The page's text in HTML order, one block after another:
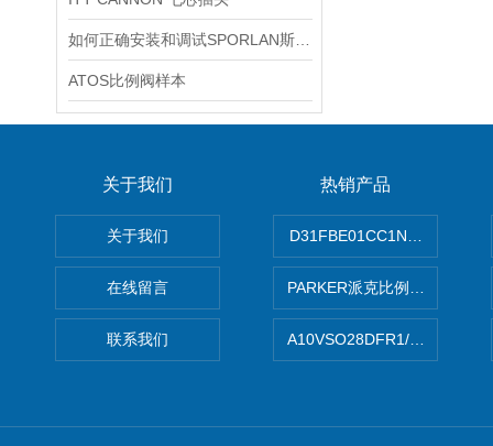
ATOS比例阀样本
关于我们
关于我们
在线留言
联系我们
热销产品
PARKER派克比例阀 柱塞泵
A10VSO28DFR1/